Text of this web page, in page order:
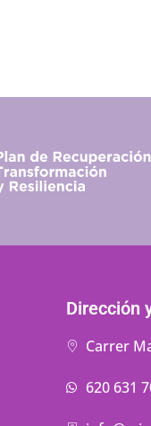
Dirección
Carrer
620 631